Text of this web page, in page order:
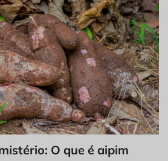
O que é aipim